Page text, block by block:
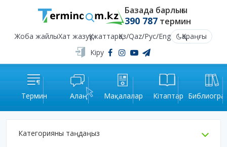
Базада барлығы
390 787термин
Жоба жайлыХат жазуҚұжаттарҚаз/Qaz/Рус/Eng
Қараңғы
Кіру
Термин Алаң Мақалалар Кітаптар
Категорияны таңдаңыз